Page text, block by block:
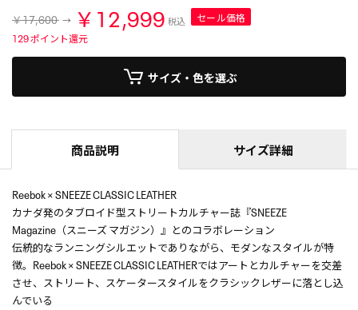
￥17,600 ￥12,999 税込
セール価格
129ポイント還元
サイズ・色を選ぶ
商品説明 サイズ詳細
Reebok × SNEEZE CLASSIC LEATHER
カナダ発のタブロイド型ストリートカルチャー誌『SNEEZE
Magazine（スニーズ マガジン）』とのコラボレーション
伝統的なランニングシルエットでありながら、モダンなスタイルが特
徴。Reebok × SNEEZE CLASSIC LEATHERではアートとカルチャーを交差
させ、ストリート、スケータースタイルをクラシックレザーに落とし込
んでいる